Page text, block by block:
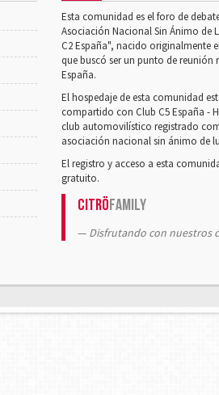
Esta comunidad es el foro de
Asociación Nacional Sin Ánimo de
C2 España", nacido originalmente
que buscó ser un punto de reunión
España.
El hospedaje de esta comunidad
compartido con Club C5 España -
club automovilístico registrado
asociación nacional sin ánimo de
El registro y acceso a esta
gratuito.
CitröFamily
Disfrutando con nuestros